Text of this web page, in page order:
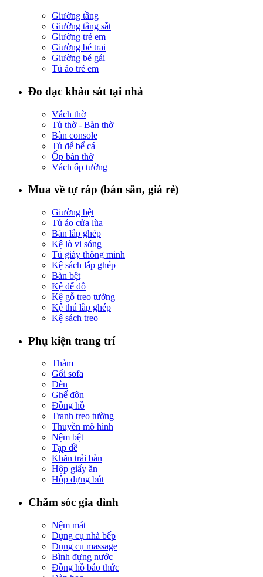
Giường tầng
Giường tầng sắt
Giường trẻ em
Giường bé trai
Giường bé gái
Tủ áo trẻ em
Đo đạc khảo sát tại nhà
Vách thờ
Tủ thờ - Bàn thờ
Bàn console
Tủ để bể cá
Ốp bàn thờ
Vách ốp tường
Mua về tự ráp (bán sẵn, giá rẻ)
Giường bệt
Tủ áo cửa lùa
Bàn lắp ghép
Kệ lò vi sóng
Tủ giày thông minh
Kệ sách lắp ghép
Bàn bệt
Kệ để đồ
Kệ gỗ treo tường
Kệ thú lắp ghép
Kệ sách treo
Phụ kiện trang trí
Thảm
Gối sofa
Đèn
Ghế đôn
Đồng hồ
Tranh treo tường
Thuyền mô hình
Nệm bệt
Tạp dề
Khăn trải bàn
Hộp giấy ăn
Hộp đựng bút
Chăm sóc gia đình
Nệm mát
Dụng cụ nhà bếp
Dụng cụ massage
Bình đựng nước
Đồng hồ báo thức